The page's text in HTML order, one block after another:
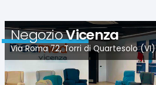
NegozioVicenza
Via Roma 72, Torri di Quartesolo (VI)